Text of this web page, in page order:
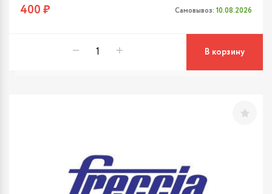
400 ₽ Самовывоз: 10.08.2026
В корзину